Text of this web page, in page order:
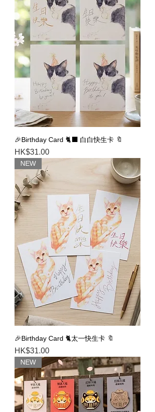
🎉Birthday Card 🐈‍⬛ 白白快生卡 🔖
Price
HK$31.00
NEW
🎉Birthday Card 🐈太一快生卡 🔖
Price
HK$31.00
NEW